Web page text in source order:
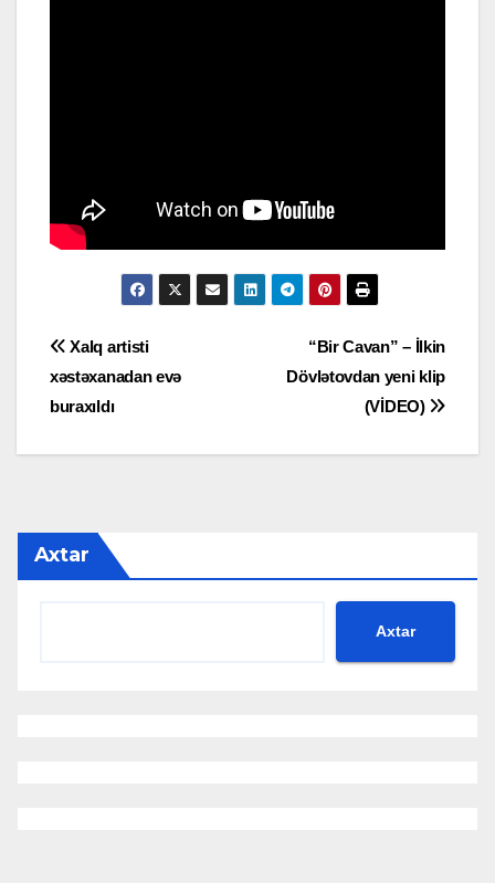
Yazı
naviqasiyası
“Bir Cavan” – İlkin
Dövlətovdan yeni klip
(VİDEO)
Xalq artisti
xəstəxanadan evə
buraxıldı
Axtar
Axtar